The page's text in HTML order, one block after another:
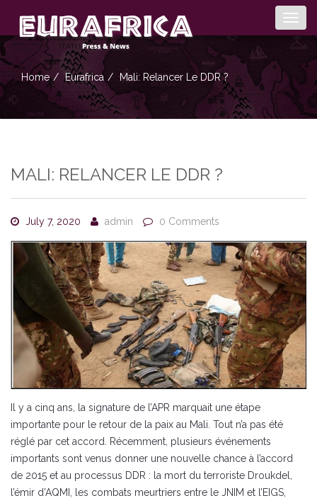
Home Eurafrica Mali: Relancer Le DDR ?
MALI: RELANCER LE DDR ?
July 7, 2020 admin 0 Comments
Il y a cinq ans, la signature de l’APR marquait une étape
importante pour le retour de la paix au Mali. Tout n’a pas été
réglé par cet accord. Récemment, plusieurs événements
importants sont venus donner une nouvelle chance à l’accord
de 2015 et au processus DDR : la mort du terroriste Droukdel,
l’émir d’AQMI, les combats meurtriers entre le JNIM et l’EIGS,